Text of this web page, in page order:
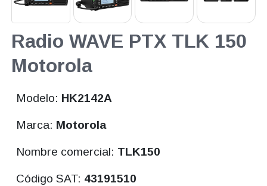
Radio WAVE PTX TLK 150
Motorola
Modelo: HK2142A
Marca: Motorola
Nombre comercial: TLK150
Código SAT: 43191510